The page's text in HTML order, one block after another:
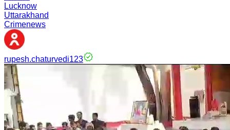
Lucknow
Uttarakhand
Crimenews
rupesh.chaturvedi123